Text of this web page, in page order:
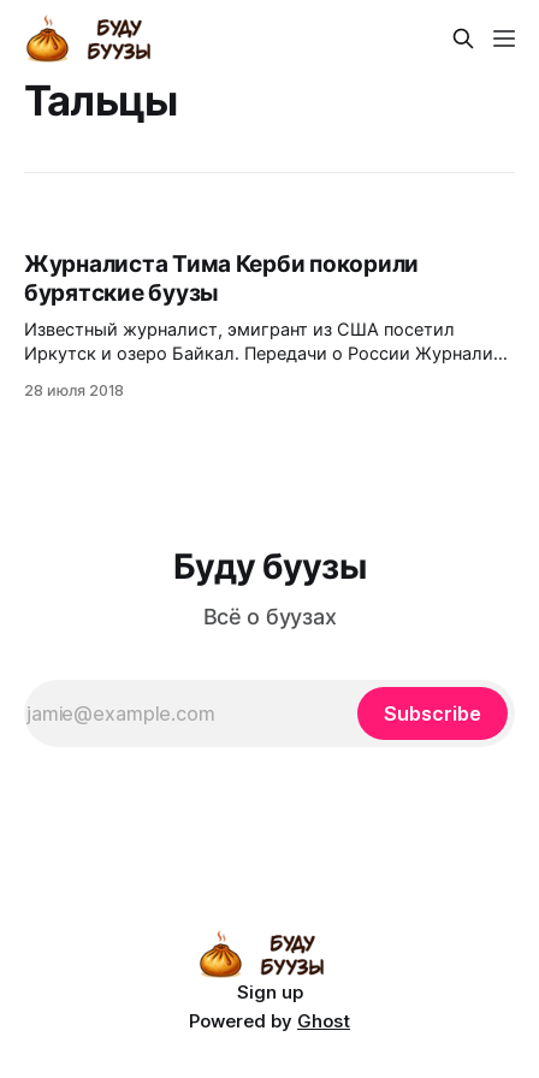
Тальцы
Журналиста Тима Керби покорили
бурятские буузы
Известный журналист, эмигрант из США посетил
Иркутск и озеро Байкал. Передачи о России Журналист
Америки, путешествует по России и снимает передачи,
28 июля 2018
Буду буузы
Всё о буузах
Subscribe
Sign up
Powered by Ghost